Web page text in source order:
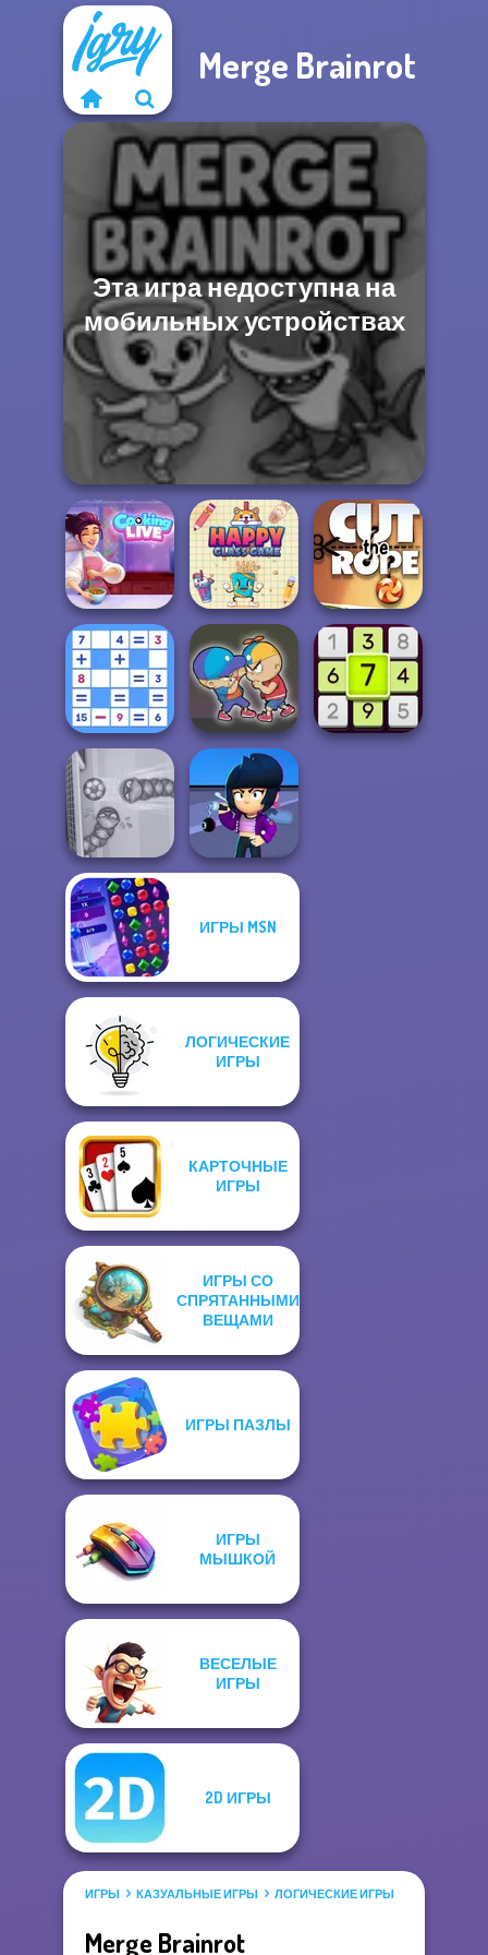
Merge Brainrot
Эта игра недоступна на
мобильных устройствах
Cooking Live: Be
a Chef&Cook
Happy Glass Cut the Rope
Mathematical
Crossword
Elevator Fight
Soccer Snakes
Brawl Stars
ИГРЫ MSN
ЛОГИЧЕСКИЕ
ИГРЫ
КАРТОЧНЫЕ
ИГРЫ
ИГРЫ СО
СПРЯТАННЫМИ
ВЕЩАМИ
ИГРЫ ПАЗЛЫ
ИГРЫ
МЫШКОЙ
ВЕСЕЛЫЕ
ИГРЫ
2D ИГРЫ
ИГРЫ КАЗУАЛЬНЫЕ ИГРЫ ЛОГИЧЕСКИЕ ИГРЫ
Merge Brainrot